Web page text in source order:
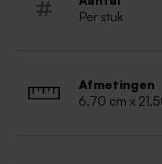
Per stuk
Afmetingen
6,70 cm x